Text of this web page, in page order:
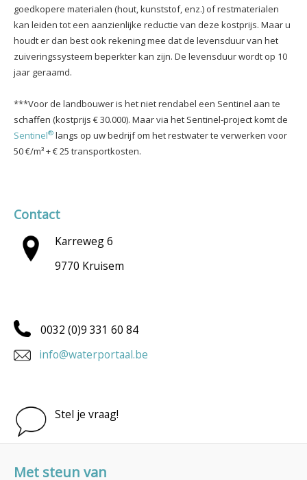
goedkopere materialen (hout, kunststof, enz.) of restmaterialen
kan leiden tot een aanzienlijke reductie van deze kostprijs. Maar u
houdt er dan best ook rekening mee dat de levensduur van het
zuiveringssysteem beperkter kan zijn. De levensduur wordt op 10
jaar geraamd.
***Voor de landbouwer is het niet rendabel een Sentinel aan te
schaffen (kostprijs € 30.000). Maar via het Sentinel-project komt de
Sentinel® langs op uw bedrijf om het restwater te verwerken voor
50 €/m³ + € 25 transportkosten.
Contact
Karreweg 6
9770 Kruisem
0032 (0)9 331 60 84
info@waterportaal.be
Stel je vraag!
Met steun van